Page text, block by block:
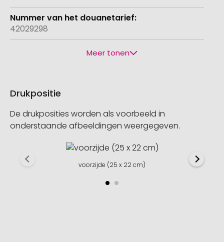
42029298
Meer tonen
Drukpositie
De drukposities worden als voorbeeld in
onderstaande afbeeldingen weergegeven.
voorzijde (25 x 22 cm)